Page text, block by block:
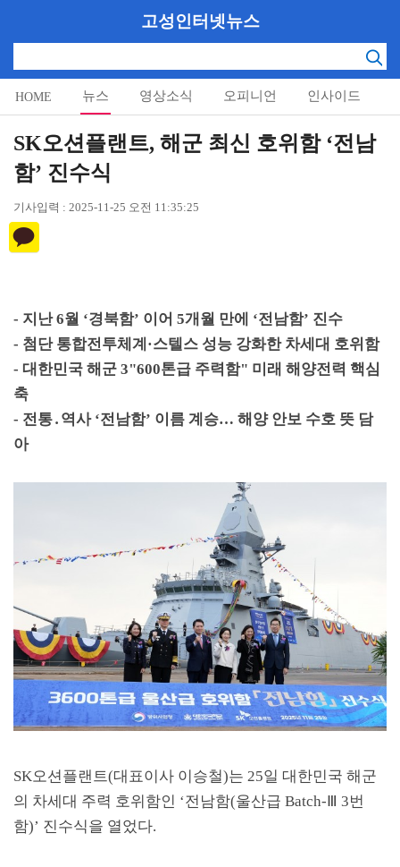
고성인터넷뉴스
HOME 뉴스 영상소식 오피니언 인사이드
알림마당
SK오션플랜트, 해군 최신 호위함 ‘전남
함’ 진수식
기사입력 : 2025-11-25 오전 11:35:25
- 지난6월 ‘경북함’ 이어 5개월 만에 ‘전남함’ 진수
- 첨단 통합전투체계 ·스텔스 성능 강화한 차세대 호위함
- 대한민국 해군 3"600톤급 주력함" 미래 해양전력 핵심
축
- 전통․ 역사 ‘전남함’ 이름 계승… 해양 안보 수호 뜻 담
아
SK오션플랜트(대표이사 이승철)는 25일 대한민국 해군
의 차세대 주력 호위함인 ‘전남함(울산급 Batch-Ⅲ 3번
함)’ 진수식을 열었다.